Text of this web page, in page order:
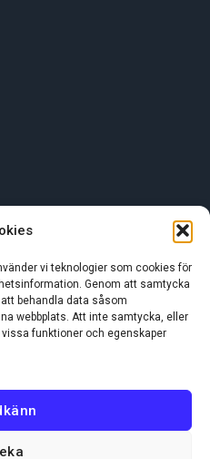
vi teknologier som cookies för
Genom att samtycka
behandla data såsom
webbplats. Att inte samtycka, eller
funktioner och egenskaper